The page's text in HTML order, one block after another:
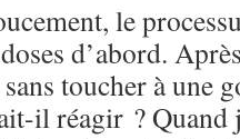
le
d’abord.
toucher à une
il réagir ? Quand